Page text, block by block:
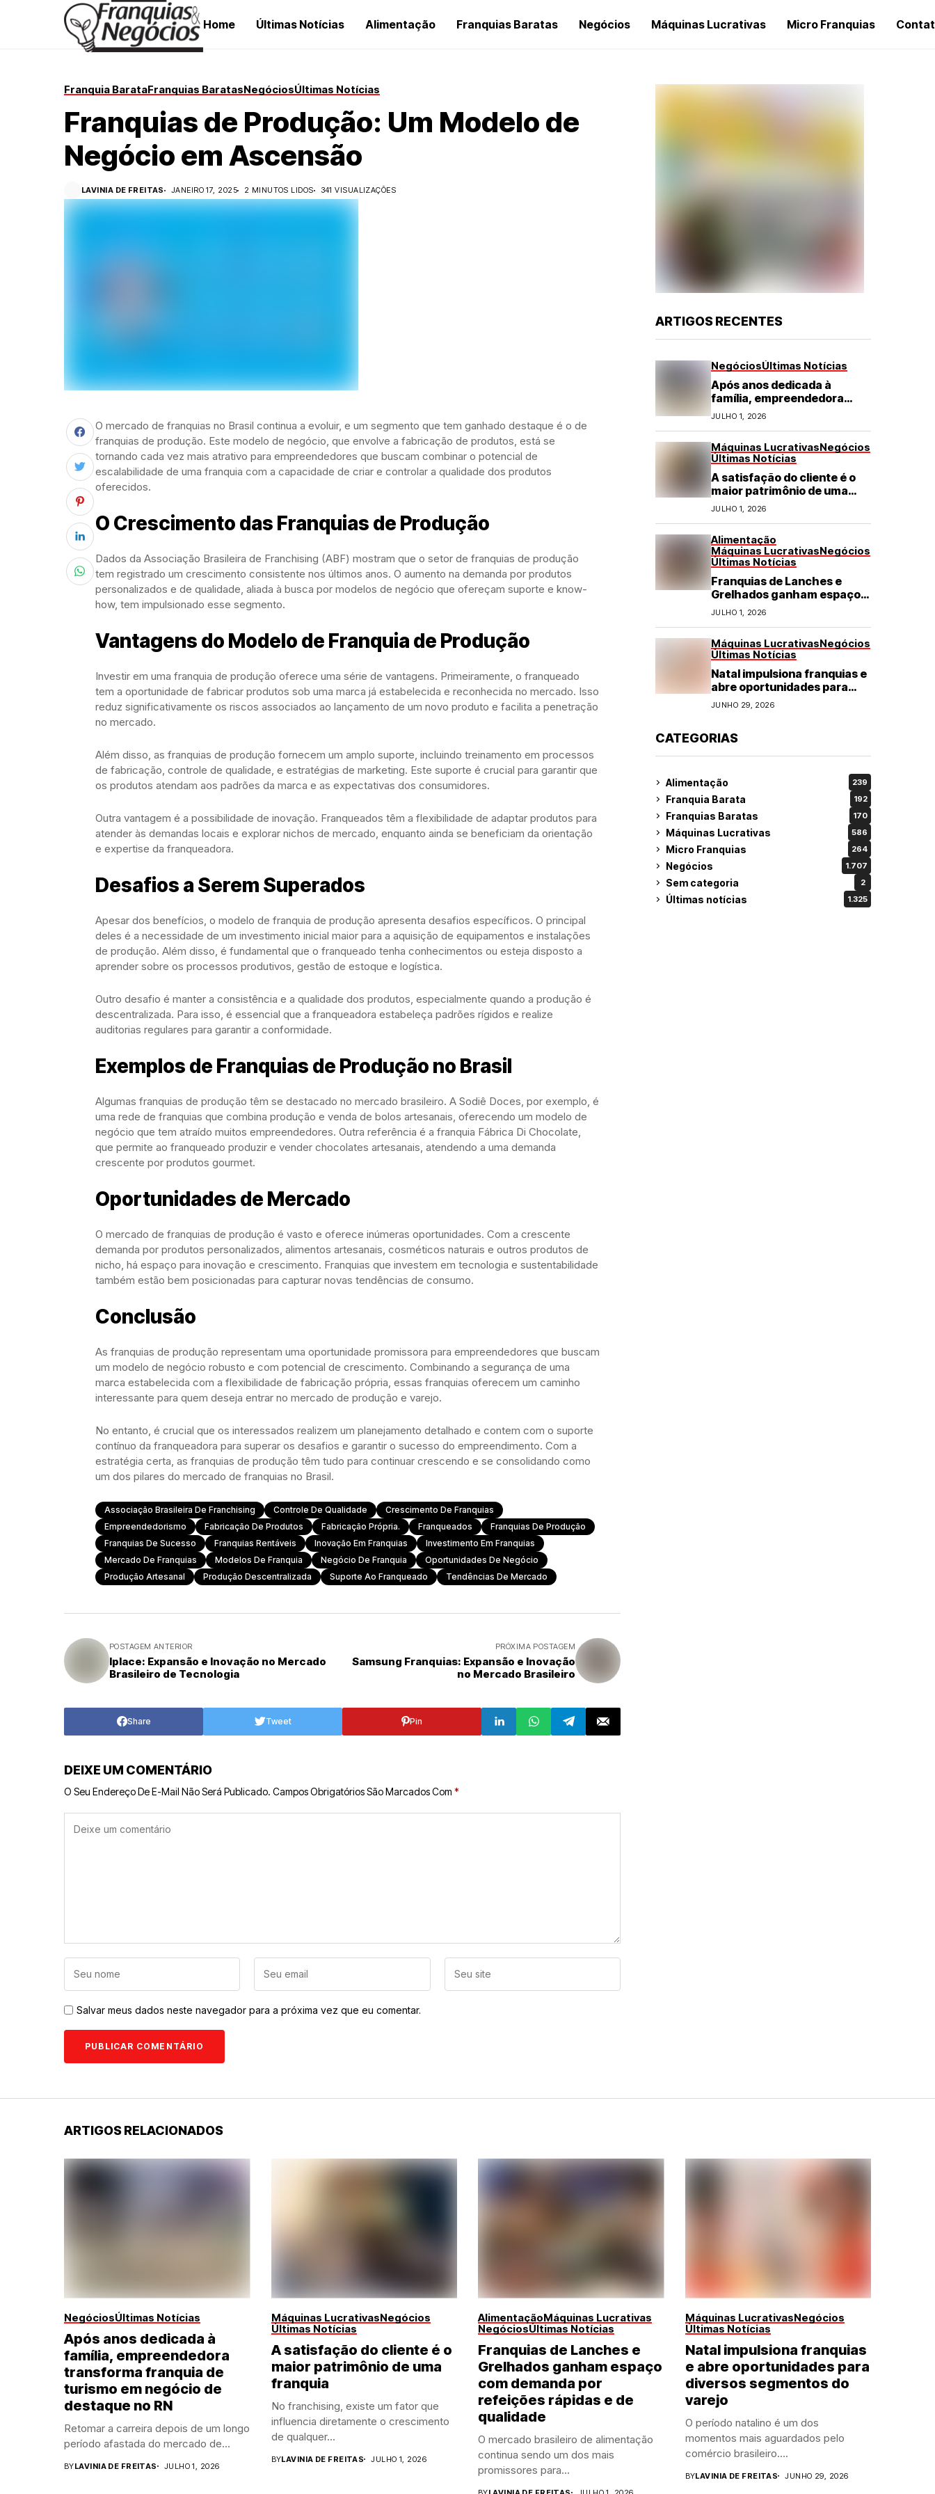
Home Últimas Notícias Alimentação Franquias Baratas Negócios Máquinas Lucrativas Micro Franquias
Franquia BarataFranquias BaratasNegóciosÚltimas Notícias
Franquias de Produção: Um Modelo de
Negócio em Ascensão
LAVINIA DE FREITAS JANEIRO 17, 2025 2 MINUTOS LIDOS 341 VISUALIZAÇÕES
O mercado de franquias no Brasil continua a evoluir, e um segmento que tem ganhado destaque é o de
franquias de produção. Este modelo de negócio, que envolve a fabricação de produtos, está se
tornando cada vez mais atrativo para empreendedores que buscam combinar o potencial de
escalabilidade de uma franquia com a capacidade de criar e controlar a qualidade dos produtos
oferecidos.
O Crescimento das Franquias de Produção
Dados da Associação Brasileira de Franchising (ABF) mostram que o setor de franquias de produção
tem registrado um crescimento consistente nos últimos anos. O aumento na demanda por produtos
personalizados e de qualidade, aliada à busca por modelos de negócio que ofereçam suporte e know-
how, tem impulsionado esse segmento.
Vantagens do Modelo de Franquia de Produção
Investir em uma franquia de produção oferece uma série de vantagens. Primeiramente, o franqueado
tem a oportunidade de fabricar produtos sob uma marca já estabelecida e reconhecida no mercado. Isso
reduz significativamente os riscos associados ao lançamento de um novo produto e facilita a penetração
no mercado.
Além disso, as franquias de produção fornecem um amplo suporte, incluindo treinamento em processos
de fabricação, controle de qualidade, e estratégias de marketing. Este suporte é crucial para garantir que
os produtos atendam aos padrões da marca e as expectativas dos consumidores.
Outra vantagem é a possibilidade de inovação. Franqueados têm a flexibilidade de adaptar produtos para
atender às demandas locais e explorar nichos de mercado, enquanto ainda se beneficiam da orientação
e expertise da franqueadora.
Desafios a Serem Superados
Apesar dos benefícios, o modelo de franquia de produção apresenta desafios específicos. O principal
deles é a necessidade de um investimento inicial maior para a aquisição de equipamentos e instalações
de produção. Além disso, é fundamental que o franqueado tenha conhecimentos ou esteja disposto a
aprender sobre os processos produtivos, gestão de estoque e logística.
Outro desafio é manter a consistência e a qualidade dos produtos, especialmente quando a produção é
descentralizada. Para isso, é essencial que a franqueadora estabeleça padrões rígidos e realize
auditorias regulares para garantir a conformidade.
Exemplos de Franquias de Produção no Brasil
Algumas franquias de produção têm se destacado no mercado brasileiro. A Sodiê Doces, por exemplo, é
uma rede de franquias que combina produção e venda de bolos artesanais, oferecendo um modelo de
negócio que tem atraído muitos empreendedores. Outra referência é a franquia Fábrica Di Chocolate,
que permite ao franqueado produzir e vender chocolates artesanais, atendendo a uma demanda
crescente por produtos gourmet.
Oportunidades de Mercado
O mercado de franquias de produção é vasto e oferece inúmeras oportunidades. Com a crescente
demanda por produtos personalizados, alimentos artesanais, cosméticos naturais e outros produtos de
nicho, há espaço para inovação e crescimento. Franquias que investem em tecnologia e sustentabilidade
também estão bem posicionadas para capturar novas tendências de consumo.
Conclusão
As franquias de produção representam uma oportunidade promissora para empreendedores que buscam
um modelo de negócio robusto e com potencial de crescimento. Combinando a segurança de uma
marca estabelecida com a flexibilidade de fabricação própria, essas franquias oferecem um caminho
interessante para quem deseja entrar no mercado de produção e varejo.
No entanto, é crucial que os interessados realizem um planejamento detalhado e contem com o suporte
contínuo da franqueadora para superar os desafios e garantir o sucesso do empreendimento. Com a
estratégia certa, as franquias de produção têm tudo para continuar crescendo e se consolidando como
um dos pilares do mercado de franquias no Brasil.
Associação Brasileira De Franchising Controle De Qualidade
Crescimento De Franquias
Empreendedorismo
Fabricação De Produtos Fabricação Própria. Franqueados
Franquias De Produção
Franquias De Sucesso
Franquias Rentáveis Inovação Em Franquias
Investimento Em Franquias
Mercado De Franquias
Modelos De Franquia Negócio De Franquia
Oportunidades De Negócio
Produção Artesanal
Produção Descentralizada Suporte Ao Franqueado Tendências De Mercado
POSTAGEM ANTERIOR
Iplace: Expansão e Inovação no Mercado
Brasileiro de Tecnologia
PRÓXIMA POSTAGEM
Samsung Franquias: Expansão e Inovação
no Mercado Brasileiro
Share Tweet Pin
DEIXE UM COMENTÁRIO
O Seu Endereço De E-Mail Não Será Publicado. Campos Obrigatórios São Marcados Com *
Salvar meus dados neste navegador para a próxima vez que eu comentar.
ARTIGOS RECENTES
NegóciosÚltimas Notícias
Após anos dedicada à
família, empreendedora
transforma franquia de
turismo em negócio de
JULHO 1, 2026
Máquinas LucrativasNegócios
Últimas Notícias
A satisfação do cliente é o
maior patrimônio de uma
franquia
JULHO 1, 2026
Alimentação
Máquinas LucrativasNegócios
Últimas Notícias
Franquias de Lanches e
Grelhados ganham espaço
com demanda por refeições
rápidas e de qualidade
JULHO 1, 2026
Máquinas LucrativasNegócios
Últimas Notícias
Natal impulsiona franquias e
abre oportunidades para
diversos segmentos do
JUNHO 29, 2026
CATEGORIAS
Alimentação 239
Franquia Barata 192
Franquias Baratas 170
Máquinas Lucrativas 586
Micro Franquias 264
Negócios 1.707
Sem categoria 2
Últimas notícias 1.325
ARTIGOS RELACIONADOS
NegóciosÚltimas Notícias
Após anos dedicada à
família, empreendedora
transforma franquia de
turismo em negócio de
destaque no RN
Retomar a carreira depois de um longo
período afastada do mercado de...
BYLAVINIA DE FREITAS JULHO 1, 2026
Máquinas LucrativasNegócios
Últimas Notícias
A satisfação do cliente é o
maior patrimônio de uma
franquia
No franchising, existe um fator que
influencia diretamente o crescimento
de qualquer...
BYLAVINIA DE FREITAS JULHO 1, 2026
AlimentaçãoMáquinas Lucrativas
NegóciosÚltimas Notícias
Franquias de Lanches e
Grelhados ganham espaço
com demanda por
refeições rápidas e de
qualidade
O mercado brasileiro de alimentação
continua sendo um dos mais
promissores para...
Máquinas LucrativasNegócios
Últimas Notícias
Natal impulsiona franquias
e abre oportunidades para
diversos segmentos do
varejo
O período natalino é um dos
momentos mais aguardados pelo
comércio brasileiro....
BYLAVINIA DE FREITAS JUNHO 29, 2026